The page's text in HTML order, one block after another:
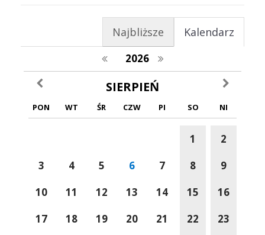
Kalendarz
Najbliższe
poprzedni rok
2026 następny rok
poprzedni miesiącSIERPIEŃ następny
PON WT ŚR CZW PI SO NI
1
2
3
4 5 6 7 8
9
10
11 12 13 14 15
16
17
18 19 20 21 22
23